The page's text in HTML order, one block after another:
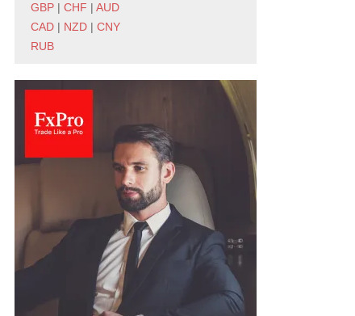
GBP | CHF | AUD
CAD | NZD | CNY
RUB